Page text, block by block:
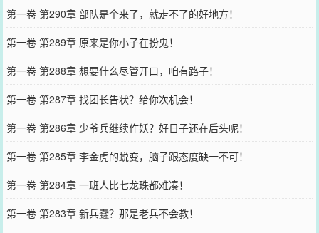
第一卷 第290章 部队是个来了，就走不了的好地方！
第一卷 第289章 原来是你小子在扮鬼！
第一卷 第288章 想要什么尽管开口，咱有路子！
第一卷 第287章 找团长告状？给你次机会！
第一卷 第286章 少爷兵继续作妖？好日子还在后头呢！
第一卷 第285章 李金虎的蜕变，脑子跟态度缺一不可！
第一卷 第284章 一班人比七龙珠都难凑！
第一卷 第283章 新兵蠢？那是老兵不会教！